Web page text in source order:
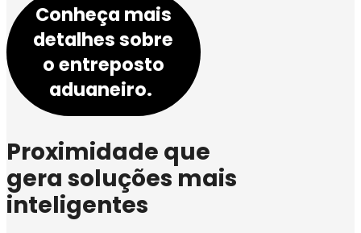
Conheça mais
detalhes sobre
o entreposto
aduaneiro.
Proximidade que
gera soluções mais
inteligentes